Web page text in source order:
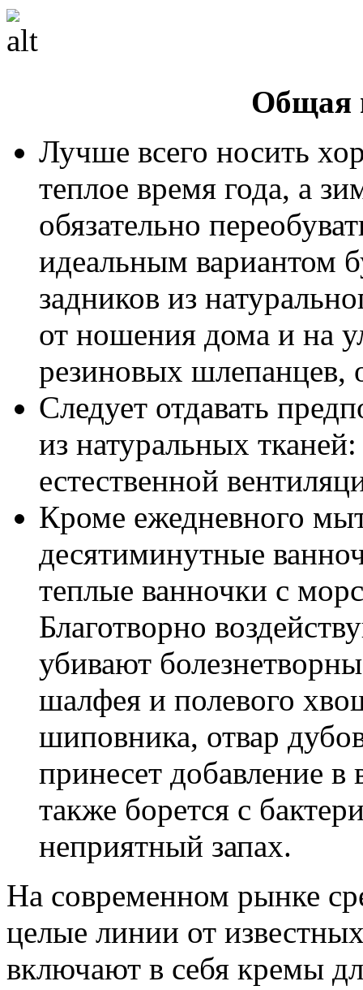
Общая
Лучше всего носить
теплое время года, а
обязательно
идеальным вариантом
задников из
от ношения дома и на
резиновых шлепанцев,
Следует отдавать
из натуральных
естественной
Кроме ежедневного
десятиминутные
теплые ванночки с
Благотворно
убивают
шалфея и полевого
шиповника, отвар
принесет добавление
также борется с
неприятный запах.
На современном рынке
целые линии от
включают в себя кремы